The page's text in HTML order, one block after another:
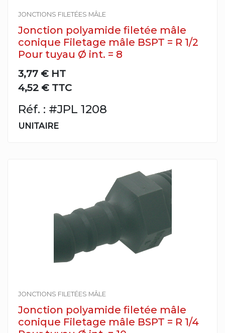
JONCTIONS FILETÉES MÂLE
Jonction polyamide filetée mâle
conique Filetage mâle BSPT = R 1/2
Pour tuyau Ø int. = 8
3,77 € HT
4,52 € TTC
Réf. : #JPL 1208
UNITAIRE
JONCTIONS FILETÉES MÂLE
Jonction polyamide filetée mâle
conique Filetage mâle BSPT = R 1/4